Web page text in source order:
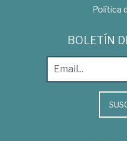
Política
BOLETÍN